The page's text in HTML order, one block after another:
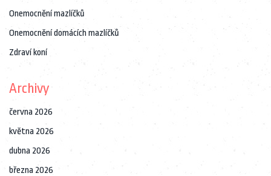
Onemocnění mazlíčků
Onemocnění domácích mazlíčků
Zdraví koní
Archivy
června 2026
května 2026
dubna 2026
března 2026